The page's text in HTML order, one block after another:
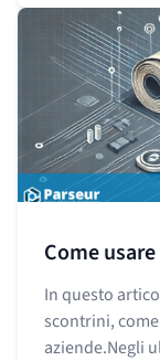
Come
In questo
scontrini,
aziende.Negli